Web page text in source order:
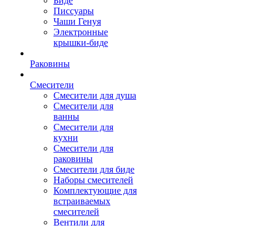
Писсуары
Чаши Генуя
Электронные
крышки-биде
Раковины
Смесители
Смесители для душа
Смесители для
ванны
Смесители для
кухни
Смесители для
раковины
Смесители для биде
Наборы смесителей
Комплектующие для
встраиваемых
смесителей
Вентили для